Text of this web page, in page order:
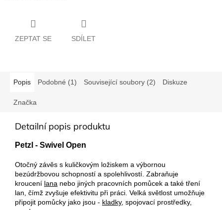
ZEPTAT SE SDÍLET
Popis Podobné (1) Související soubory (2) Diskuze
Značka
Detailní popis produktu
Petzl - Swivel Open
Otočný závěs s kuličkovým ložiskem a výbornou
bezúdržbovou schopností a spolehlivostí. Zabraňuje
kroucení lana nebo jiných pracovních pomůcek a také tření
lan, čímž zvyšuje efektivitu při práci. Velká světlost umožňuje
připojit pomůcky jako jsou - kladky, spojovací prostředky,